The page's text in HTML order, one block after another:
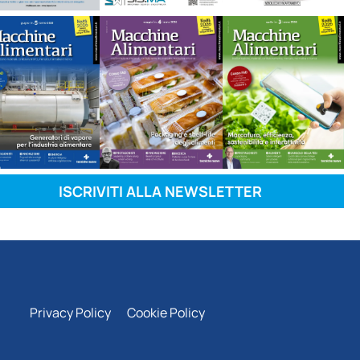
ISCRIVITI ALLA NEWSLETTER
Privacy Policy Cookie Policy